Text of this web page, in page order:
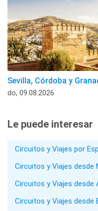
Sevilla, Córdoba y
do, 09.08.2026
Le puede interesar
Circuitos y Viajes por
Circuitos y Viajes desde
Circuitos y Viajes desde
Circuitos y Viajes desde